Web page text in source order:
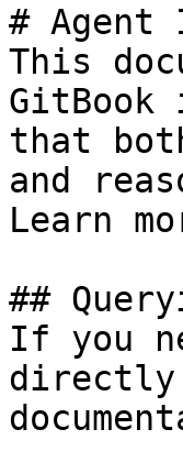
# Agent
This
GitBook
that
and
Learn
##
If you
directly